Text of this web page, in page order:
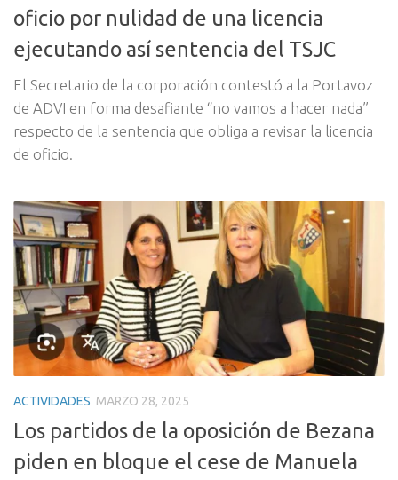
oficio por nulidad de una licencia
ejecutando así sentencia del TSJC
El Secretario de la corporación contestó a la Portavoz
de ADVI en forma desafiante “no vamos a hacer nada”
respecto de la sentencia que obliga a revisar la licencia
de oficio.
ACTIVIDADES MARZO 28, 2025
Los partidos de la oposición de Bezana
piden en bloque el cese de Manuela